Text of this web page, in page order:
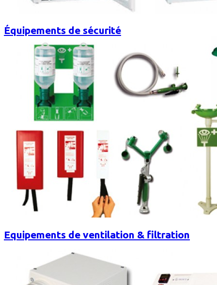
Équipements de sécurité
Equipements de ventilation & filtration